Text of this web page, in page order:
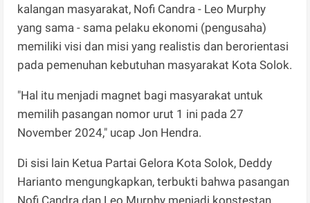
kalangan masyarakat, Nofi Candra - Leo Murphy
yang sama - sama pelaku ekonomi (pengusaha)
memiliki visi dan misi yang realistis dan berorientasi
pada pemenuhan kebutuhan masyarakat Kota Solok.
"Hal itu menjadi magnet bagi masyarakat untuk
memilih pasangan nomor urut 1 ini pada 27
November 2024," ucap Jon Hendra.
Di sisi lain Ketua Partai Gelora Kota Solok, Deddy
Harianto mengungkapkan, terbukti bahwa pasangan